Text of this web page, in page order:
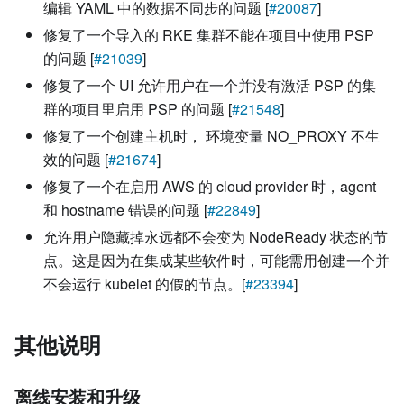
编辑 YAML 中的数据不同步的问题 [#20087]
修复了一个导入的 RKE 集群不能在项目中使用 PSP
的问题 [#21039]
修复了一个 UI 允许用户在一个并没有激活 PSP 的集
群的项目里启用 PSP 的问题 [#21548]
修复了一个创建主机时， 环境变量 NO_PROXY 不生
效的问题 [#21674]
修复了一个在启用 AWS 的 cloud provider 时，agent
和 hostname 错误的问题 [#22849]
允许用户隐藏掉永远都不会变为 NodeReady 状态的节
点。这是因为在集成某些软件时，可能需用创建一个并
不会运行 kubelet 的假的节点。[#23394]
其他说明
离线安装和升级